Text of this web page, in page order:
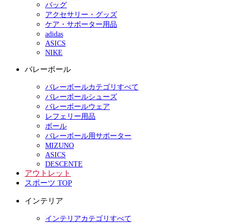
バッグ
アクセサリー・グッズ
ケア・サポーター用品
adidas
ASICS
NIKE
バレーボール
バレーボールカテゴリすべて
バレーボールシューズ
バレーボールウェア
レフェリー用品
ボール
バレーボール用サポーター
MIZUNO
ASICS
DESCENTE
アウトレット
スポーツ TOP
インテリア
インテリアカテゴリすべて